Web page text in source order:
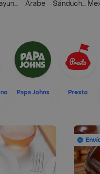
Árabe Sánduches
Papa Johns Presto